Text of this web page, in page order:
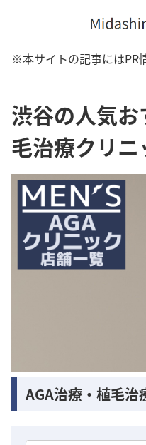
※本サイトの記事にはPR
渋谷の人気
毛治療クリ
AGA治療・植毛治